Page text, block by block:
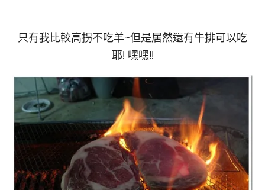
只有我比較高拐不吃羊~但是居然還有牛排可以吃
耶! 嘿嘿!!